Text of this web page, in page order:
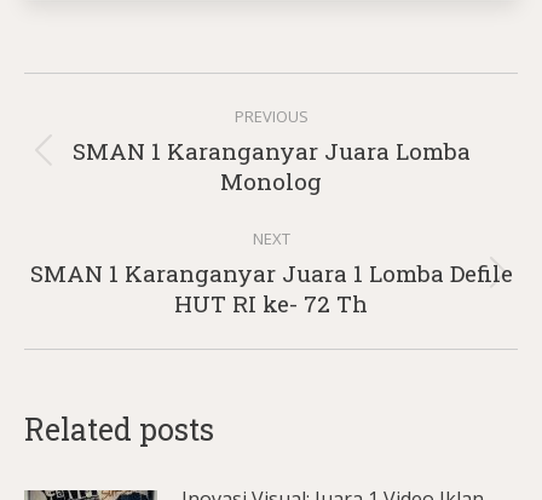
navigation
PREVIOUS
Previous
post:
SMAN 1 Karanganyar Juara Lomba
Monolog
NEXT
Next
post:
SMAN 1 Karanganyar Juara 1 Lomba Defile
HUT RI ke- 72 Th
Related posts